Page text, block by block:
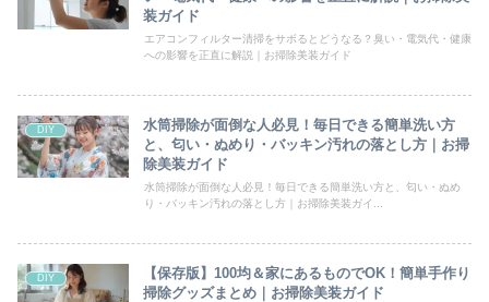
装ガイド
エアコンフィルター清掃をサボるとどうなる？臭い・電気代・健康
への影響を正直に解説｜お掃除美装ガイド
DIY
水筒掃除が面倒な人必見！毎日できる簡単洗い方
と、匂い・ぬめり・バッキン汚れの落とし方｜お掃
除美装ガイド
水筒掃除が面倒な人必見！毎日できる簡単洗い方と、匂い・ぬめ
り・バッキン汚れの落とし方｜お掃除美装ガイ...
DIY
【保存版】100均＆家にあるものでOK！簡単手作り
掃除グッズまとめ｜お掃除美装ガイド